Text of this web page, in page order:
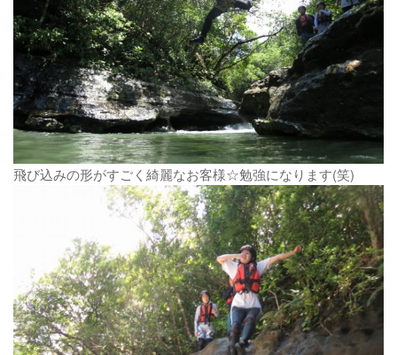
飛び込みの形がすごく綺麗なお客様☆勉強になります(笑)